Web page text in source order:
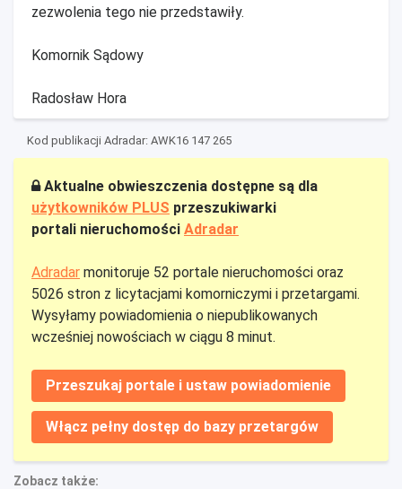
zezwolenia tego nie przedstawiły.
Komornik Sądowy
Radosław Hora
Kod publikacji Adradar: AWK16 147 265
Aktualne obwieszczenia dostępne są dla
użytkowników PLUS przeszukiwarki
portali nieruchomości Adradar
Adradar monitoruje 52 portale nieruchomości oraz
5026 stron z licytacjami komorniczymi i przetargami.
Wysyłamy powiadomienia o niepublikowanych
wcześniej nowościach w ciągu 8 minut.
Przeszukaj portale i ustaw powiadomienie
Włącz pełny dostęp do bazy przetargów
Zobacz także: